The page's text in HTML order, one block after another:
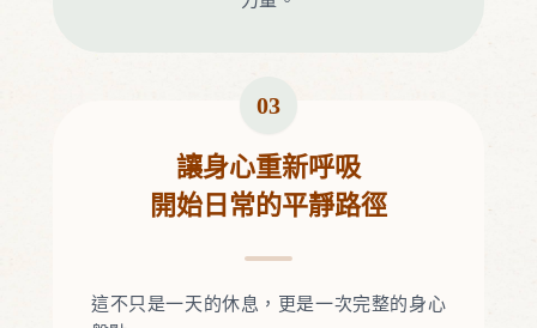
03
讓身心重新呼吸
開始日常的平靜路徑
這不只是一天的休息，更是一次完整的身心